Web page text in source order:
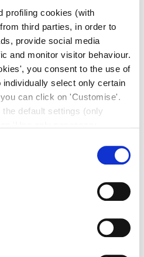
profiling cookies (with
third parties, in order to
provide social media
and monitor visitor behaviour.
you consent to the use of
select only certain
can click on 'Customise'.
default settings (only
can be updated at any time